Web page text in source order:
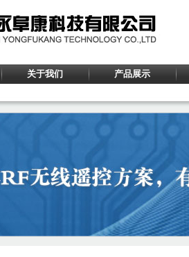
关于我们 产品展示